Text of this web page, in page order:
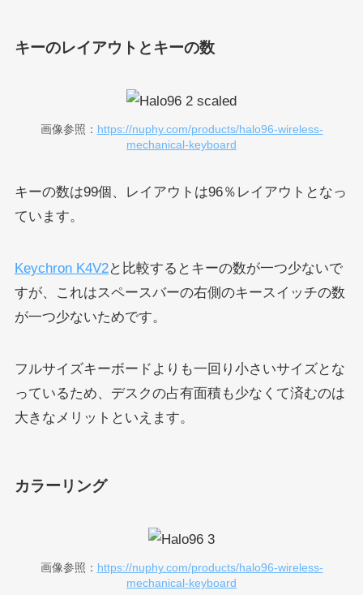
キーのレイアウトとキーの数
画像参照： https://nuphy.com/products/halo96-wireless-
mechanical-keyboard
キーの数は99個、レイアウトは96％レイアウトとなっ
ています。
Keychron K4V2と比較するとキーの数が一つ少ないで
すが、これはスペースバーの右側のキースイッチの数
が一つ少ないためです。
フルサイズキーボードよりも一回り小さいサイズとな
っているため、デスクの占有面積も少なくて済むのは
大きなメリットといえます。
カラーリング
画像参照： https://nuphy.com/products/halo96-wireless-
mechanical-keyboard